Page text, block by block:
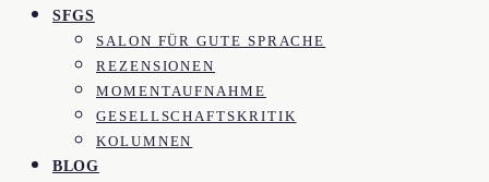
SFGS
SALON FÜR GUTE SPRACHE
REZENSIONEN
MOMENTAUFNAHME
GESELLSCHAFTSKRITIK
KOLUMNEN
BLOG